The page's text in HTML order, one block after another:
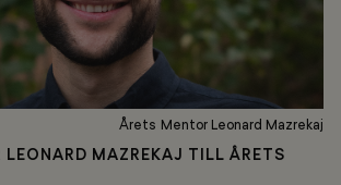
Årets Mentor Leonard Mazrekaj
LEONARD MAZREKAJ TILL ÅRETS